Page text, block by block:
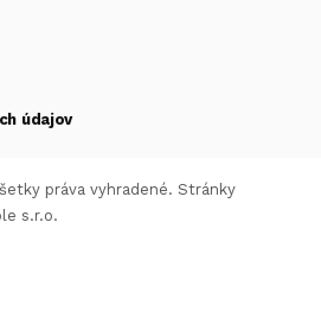
údajov
práva vyhradené. Stránky
s.r.o.